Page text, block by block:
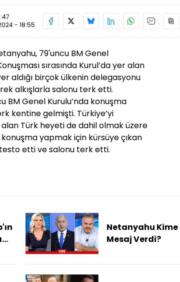
- 18:55
79'uncu BM Genel
sırasında Kurul’da yer alan
aldığı birçok ülkenin delegasyonu
alkışlarla salonu terk etti.
BM Genel Kurulu’nda konuşma
kentine gelmişti. Türkiye’yi
Türk heyeti de dahil olmak üzere
yapmak için kürsüye çıkan
etti ve salonu terk etti.
Netanyahu Kime
Mesaj Verdi?